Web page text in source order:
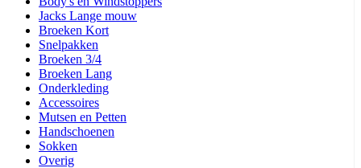
Jacks Lange mouw
Broeken Kort
Snelpakken
Broeken 3/4
Broeken Lang
Onderkleding
Accessoires
Mutsen en Petten
Handschoenen
Sokken
Overig